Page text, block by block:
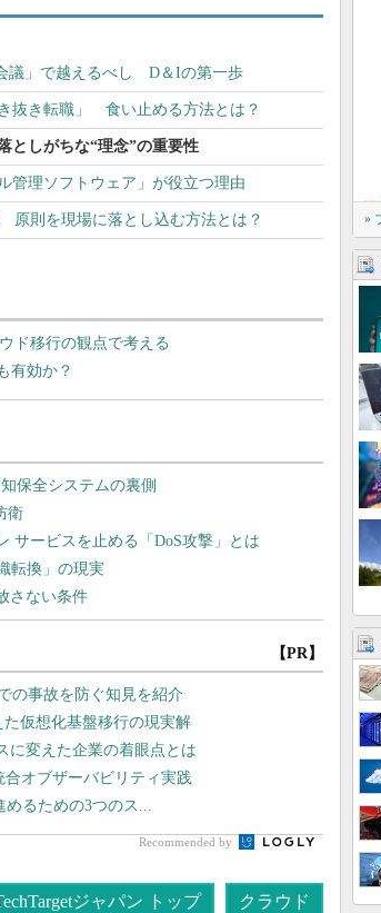
議」で越えるべし D＆Iの第一歩
抜き転職」 食い止める方法とは？
としがちな“理念”の重要性
管理ソフトウェア」が役立つ理由
原則を現場に落とし込む方法とは？
ド移行の観点で考える
有効か？
【PR】
の事故を防ぐ知見を紹介
仮想化基盤移行の現実解
に変えた企業の着眼点とは
オブザーバビリティ実践
めるための3つのス...
Recommended by
ジャパン トップ クラウド
»